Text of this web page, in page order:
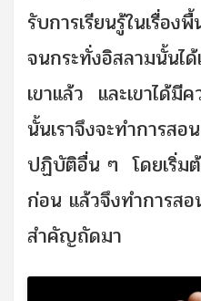
รับการเรียนรู้ในเรื่อง
จนกระทั่งอิสลามนั้นได้
เขาแล้ว และเขาได้
นั้นเราจึงจะทำการสอ
ปฏิบัติอื่น ๆ โดยเริ่ม
ก่อน แล้วจึงทำการสอ
สำคัญถัดมา